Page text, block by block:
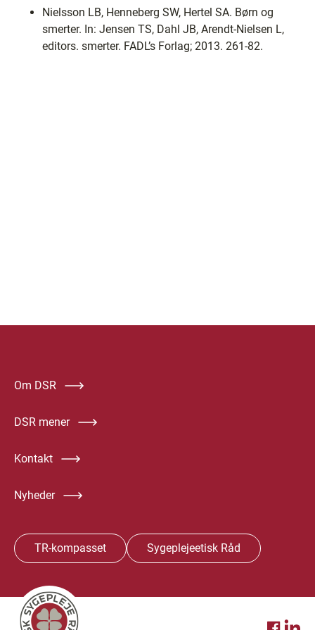
Nielsson LB, Henneberg SW, Hertel SA. Børn og
smerter. In: Jensen TS, Dahl JB, Arendt-Nielsen L,
editors. smerter. FADL’s Forlag; 2013. 261-82.
Om DSR
DSR mener
Kontakt
Nyheder
TR-kompasset Sygeplejeetisk Råd